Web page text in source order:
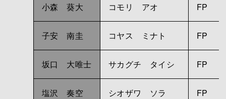
小森 葵大 コモリ アオ FP
子安 南圭 コヤス ミナト FP
坂口 大唯士 サカグチ タイシ FP
塩沢 奏空 シオザワ ソラ FP